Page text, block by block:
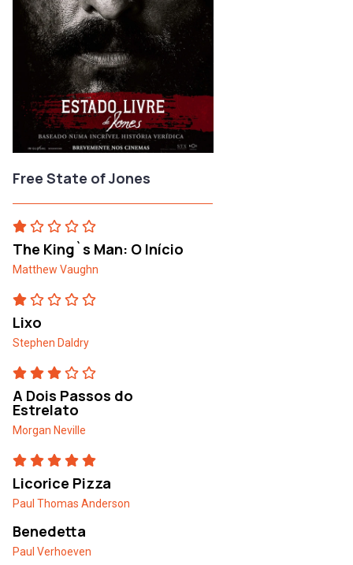
Free State of Jones
The King`s Man: O Início
Matthew Vaughn
Lixo
Stephen Daldry
A Dois Passos do
Estrelato
Morgan Neville
Licorice Pizza
Paul Thomas Anderson
Benedetta
Paul Verhoeven